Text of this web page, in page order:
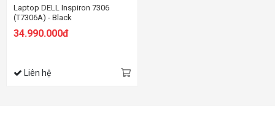
Laptop DELL Inspiron 7306
(T7306A) - Black
34.990.000đ
Liên hệ